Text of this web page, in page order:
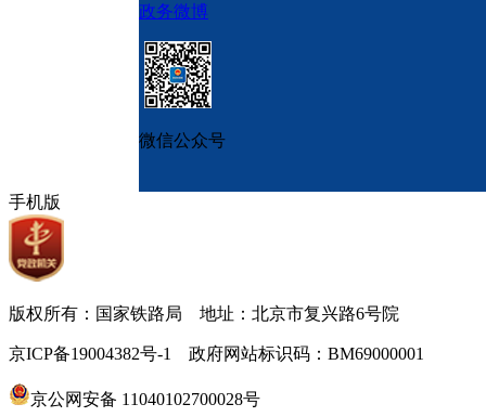
政务微博
微信公众号
手机版
版权所有：国家铁路局 地址：北京市复兴路6号院
京ICP备19004382号-1 政府网站标识码：BM69000001
京公网安备 11040102700028号